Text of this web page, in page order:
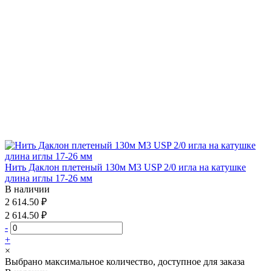
Нить Даклон плетеный 130м М3 USP 2/0 игла на катушке
длина иглы 17-26 мм
В наличии
2 614.50 ₽
2 614.50 ₽
-
+
×
Выбрано максимальное количество, доступное для заказа